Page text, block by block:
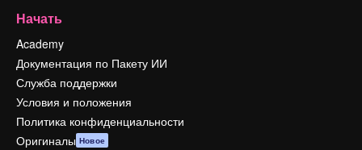
Начать
Academy
Документация по Пакету ИИ
Служба поддержки
Условия и положения
Политика конфиденциальности
Оригиналы Новое